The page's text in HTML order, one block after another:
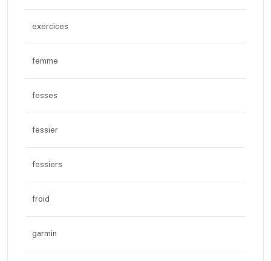
exercices
femme
fesses
fessier
fessiers
froid
garmin